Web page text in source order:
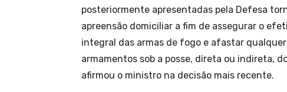
posteriormente apresentadas pela Defesa
apreensão domiciliar a fim de assegurar o
integral das armas de fogo e afastar
armamentos sob a posse, direta ou indireta, do
afirmou o ministro na decisão mais recente.